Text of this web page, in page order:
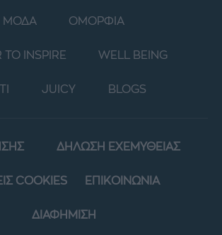
ΜΟΔΑ ΟΜΟΡΦΙΑ
TO INSPIRE WELL BEING
JUICY BLOGS
ΔΗΛΩΣΗ ΕΧΕΜΥΘΕΙΑΣ
COOKIES ΕΠΙΚΟΙΝΩΝΙΑ
ΔΙΑΦΗΜΙΣΗ